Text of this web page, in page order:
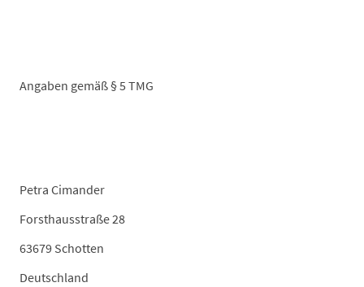
Angaben gemäß § 5 TMG
Petra Cimander
Forsthausstraße 28
63679 Schotten
Deutschland